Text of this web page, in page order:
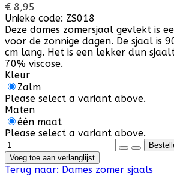
€ 8,95
Unieke code: ZS018
Deze dames zomersjaal gevlekt is
voor de zonnige dagen. De sjaal is
cm lang. Het is een lekker dun
70% viscose.
Kleur
Zalm
Please select a variant above.
Maten
één maat
Please select a variant above.
Voeg toe aan verlanglijst
Terug naar: Dames zomer sjaals